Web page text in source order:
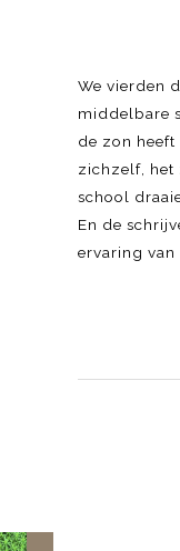
We vierden
middelbare
de zon
zichzelf, het
school
En de
ervaring van